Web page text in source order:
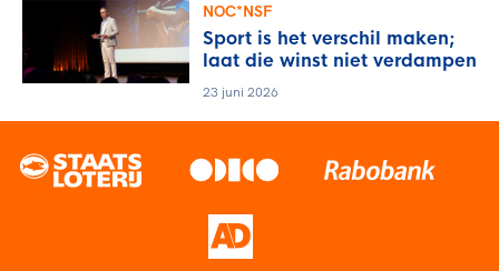
NOC*NSF
Sport is het verschil maken;
laat die winst niet verdampen
23 juni 2026